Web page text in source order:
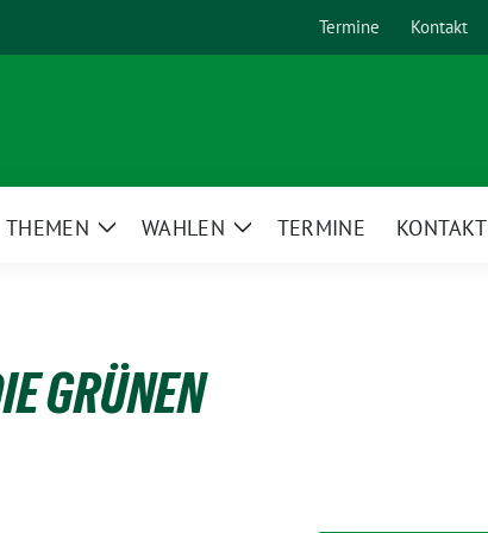
Termine Kontakt
THEMEN
ZeigeWAHLEN
ZeigeTERMINE KONTAKT
GRÜNEN